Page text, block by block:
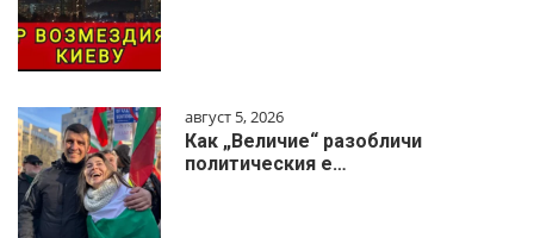
август 5, 2026
Как „Величие“ разобличи
политическия е…